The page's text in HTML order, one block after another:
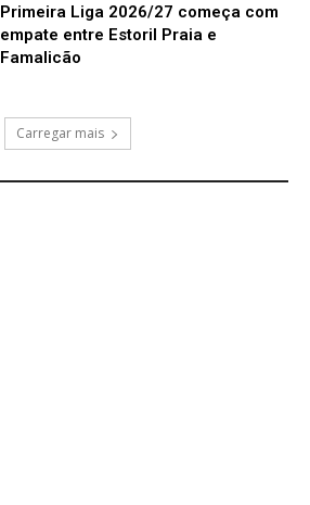
Primeira Liga 2026/27 começa com
empate entre Estoril Praia e
Famalicão
Carregar mais